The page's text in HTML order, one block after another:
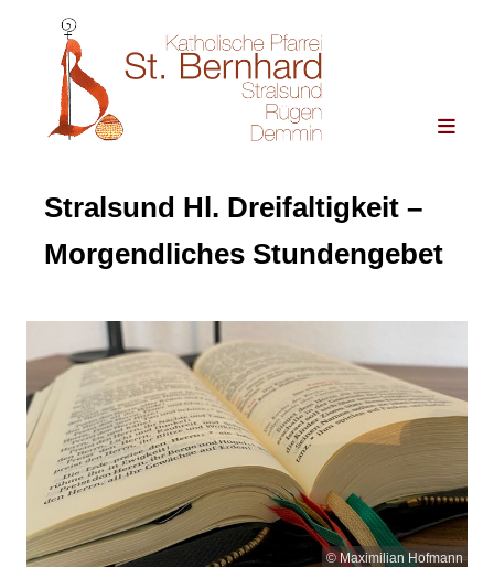
Stralsund Hl. Dreifaltigkeit –
Morgendliches Stundengebet
© Maximilian Hofmann